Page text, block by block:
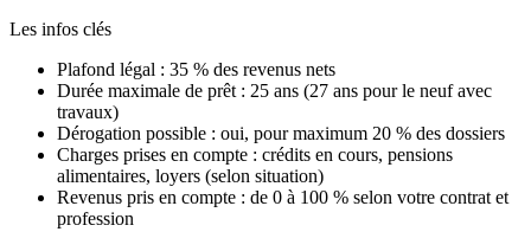
Les infos clés
Plafond légal : 35 % des revenus nets
Durée maximale de prêt : 25 ans (27 ans pour le neuf avec
travaux)
Dérogation possible : oui, pour maximum 20 % des dossiers
Charges prises en compte : crédits en cours, pensions
alimentaires, loyers (selon situation)
Revenus pris en compte : de 0 à 100 % selon votre contrat et
profession